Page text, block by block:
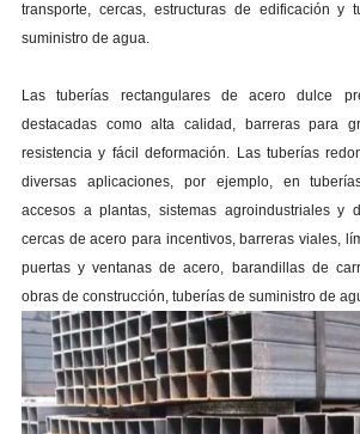
transporte, cercas, estructuras de edificación y
suministro de agua.
Las tuberías rectangulares de acero dulce
destacadas como alta calidad, barreras para
resistencia y fácil deformación. Las tuberías
diversas aplicaciones, por ejemplo, en
accesos a plantas, sistemas agroindustriales y
cercas de acero para incentivos, barreras viales,
puertas y ventanas de acero, barandillas de
obras de construcción, tuberías de suministro de